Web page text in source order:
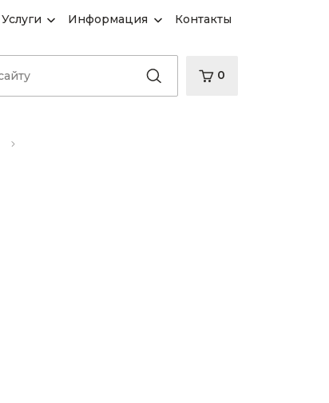
Услуги Информация Контакты
0